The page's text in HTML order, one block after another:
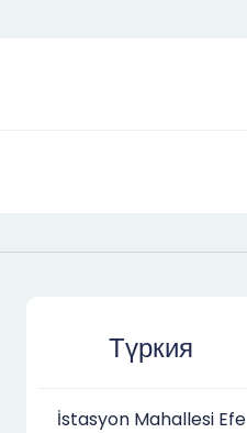
Түркия
İstasyon Mahallesi Efe